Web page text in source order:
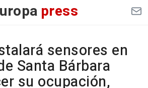
press
sensores en
Santa Bárbara
su ocupación,